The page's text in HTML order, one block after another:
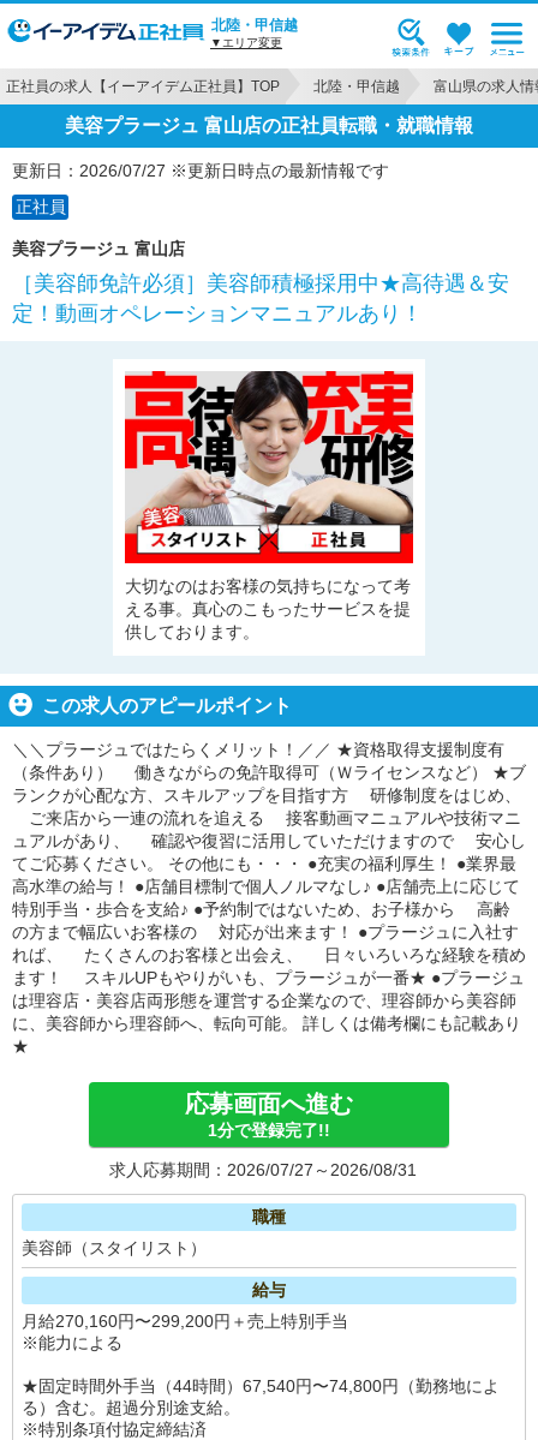
北陸・甲信越
▼エリア変更
正社員の求人【イーアイデム正社員】TOP 北陸・甲信越 富山県の求人情
美容プラージュ 富山店の正社員転職・就職情報
更新日：2026/07/27 ※更新日時点の最新情報です
正社員
美容プラージュ 富山店
［美容師免許必須］美容師積極採用中★高待遇＆安
定！動画オペレーションマニュアルあり！
大切なのはお客様の気持ちになって考
える事。真心のこもったサービスを提
供しております。
この求人のアピールポイント
＼＼プラージュではたらくメリット！／／ ★資格取得支援制度有
（条件あり） 働きながらの免許取得可（Ｗライセンスなど） ★ブ
ランクが心配な方、スキルアップを目指す方 研修制度をはじめ、
ご来店から一連の流れを追える 接客動画マニュアルや技術マニ
ュアルがあり、 確認や復習に活用していただけますので 安心し
てご応募ください。 その他にも・・・ ●充実の福利厚生！ ●業界最
高水準の給与！ ●店舗目標制で個人ノルマなし♪ ●店舗売上に応じて
特別手当・歩合を支給♪ ●予約制ではないため、お子様から 高齢
の方まで幅広いお客様の 対応が出来ます！ ●プラージュに入社す
れば、 たくさんのお客様と出会え、 日々いろいろな経験を積め
ます！ スキルUPもやりがいも、プラージュが一番★ ●プラージュ
は理容店・美容店両形態を運営する企業なので、理容師から美容師
に、美容師から理容師へ、転向可能。 詳しくは備考欄にも記載あり
★
応募画面へ進む
1分で登録完了!!
求人応募期間：2026/07/27～2026/08/31
職種
美容師（スタイリスト）
給与
月給270,160円〜299,200円＋売上特別手当
※能力による
★固定時間外手当（44時間）67,540円〜74,800円（勤務地によ
る）含む。超過分別途支給。
※特別条項付協定締結済